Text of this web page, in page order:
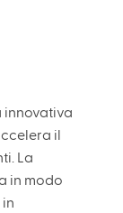
innovativa
il
La
in modo